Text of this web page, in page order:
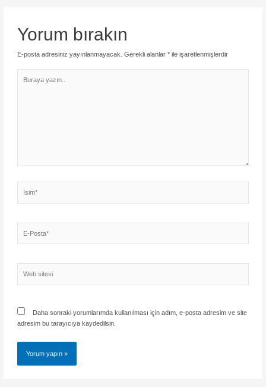
Yorum bırakın
E-posta adresiniz yayınlanmayacak. Gerekli alanlar* ile işaretlenmişlerdir
yazın..
Posta*
sitesi
Daha sonraki yorumlarımda kullanılması için adım, e-posta adresim ve site
adresim bu tarayıcıya kaydedilsin.